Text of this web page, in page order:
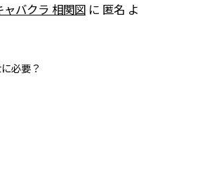
ャバクラ 相関図に 匿名 よ
必要？